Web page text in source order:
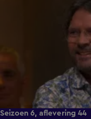
Seizoen 6, aflevering 44